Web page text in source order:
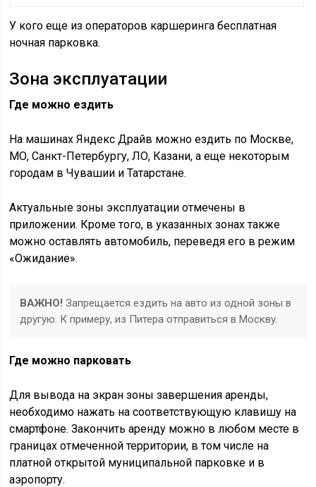
У кого еще из операторов каршеринга бесплатная
ночная парковка.
Зона эксплуатации
Где можно ездить
На машинах Яндекс Драйв можно ездить по Москве,
МО, Санкт-Петербургу, ЛО, Казани, а еще некоторым
городам в Чувашии и Татарстане.
Актуальные зоны эксплуатации отмечены в
приложении. Кроме того, в указанных зонах также
можно оставлять автомобиль, переведя его в режим
«Ожидание».
ВАЖНО! Запрещается ездить на авто из одной зоны в
другую. К примеру, из Питера отправиться в Москву.
Где можно парковать
Для вывода на экран зоны завершения аренды,
необходимо нажать на соответствующую клавишу на
смартфоне. Закончить аренду можно в любом месте в
границах отмеченной территории, в том числе на
платной открытой муниципальной парковке и в
аэропорту.